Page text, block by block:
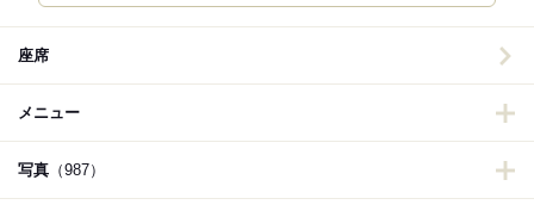
座席
メニュー
写真 （987）